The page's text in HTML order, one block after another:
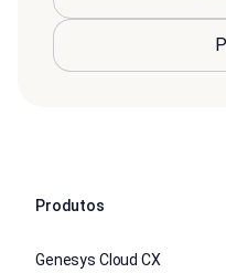
Produtos
Genesys Cloud CX